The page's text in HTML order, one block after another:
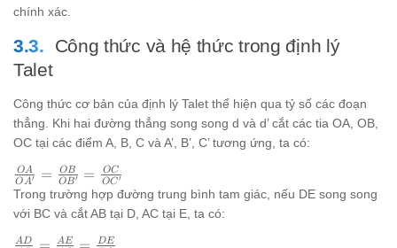
chính xác.
Công thức và hệ thức trong định lý
Talet
Công thức cơ bản của định lý Talet thể hiện qua tỷ số các đoạn
thẳng. Khi hai đường thẳng song song d và d’ cắt các tia OA, OB,
OC tại các điểm A, B, C và A’, B’, C’ tương ứng, ta có:
\frac{OA}
{OA'} =
\frac{OB}
\frac{OC}
OA′
OA = OB′
OB = OC′
OC
Trong trường hợp đường trung bình tam giác, nếu DE song song
với BC và cắt AB tại D, AC tại E, ta có:
\frac{AD}
AD AE DE